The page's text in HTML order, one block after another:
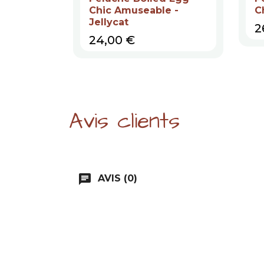
Chic Amuseable -
Jellycat
Prix
24,00 €
Avis clients
chat AVIS (0)